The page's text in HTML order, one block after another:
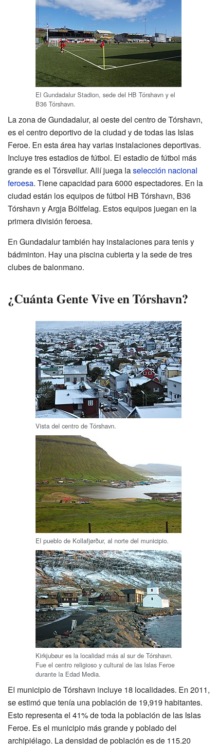
El Gundadalur Stadion, sede del HB Tórshavn y el
B36 Tórshavn.
La zona de Gundadalur, al oeste del centro de Tórshavn,
es el centro deportivo de la ciudad y de todas las Islas
Feroe. En esta área hay varias instalaciones deportivas.
Incluye tres estadios de fútbol. El estadio de fútbol más
grande es el Tórsvøllur. Allí juega laselección nacional
feroesa. Tiene capacidad para 6000 espectadores. En la
ciudad están los equipos de fútbol HB Tórshavn, B36
Tórshavn y Argja Bóltfelag. Estos equipos juegan en la
primera división feroesa.
En Gundadalur también hay instalaciones para tenis y
bádminton. Hay una piscina cubierta y la sede de tres
clubes de balonmano.
¿Cuánta Gente Vive en Tórshavn?
Vista del centro de Tórshavn.
El pueblo de Kollafjørður, al norte del municipio.
Kirkjubøur es la localidad más al sur de Tórshavn.
Fue el centro religioso y cultural de las Islas Feroe
durante la Edad Media.
El municipio de Tórshavn incluye 18 localidades. En 2011,
se estimó que tenía una población de 19,919 habitantes.
Esto representa el 41% de toda la población de las Islas
Feroe. Es el municipio más grande y poblado del
archipiélago. La densidad de población es de 115.20